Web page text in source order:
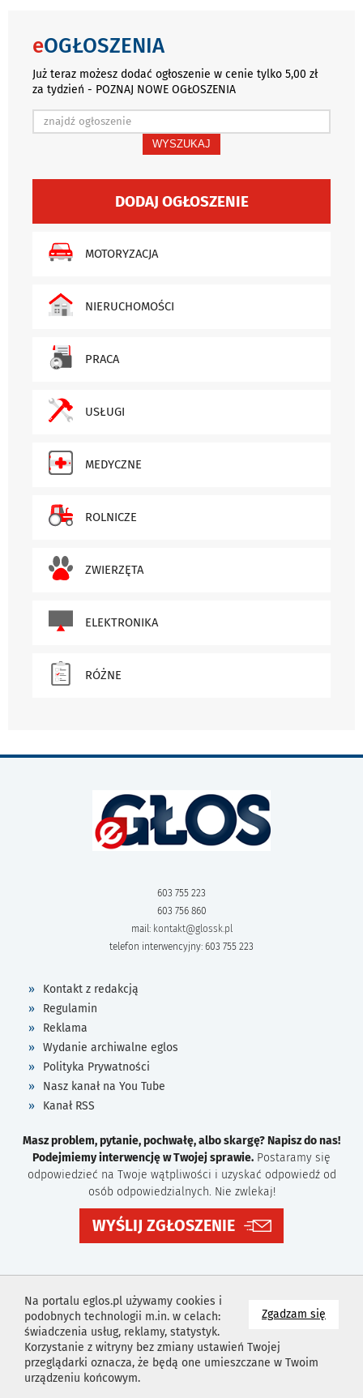
Zgadzam się
Na portalu eglos.pl używamy cookies i
podobnych technologii m.in. w celach:
świadczenia usług, reklamy, statystyk.
Korzystanie z witryny bez zmiany ustawień Twojej
przeglądarki oznacza, że będą one umieszczane w Twoim
urządzeniu końcowym.
eOGŁOSZENIA
Już teraz możesz dodać ogłoszenie w cenie tylko 5,00 zł
za tydzień - POZNAJ NOWE OGŁOSZENIA
WYSZUKAJ
DODAJ OGŁOSZENIE
MOTORYZACJA
NIERUCHOMOŚCI
PRACA
USŁUGI
MEDYCZNE
ROLNICZE
ZWIERZĘTA
ELEKTRONIKA
RÓŻNE
603 755 223
603 756 860
mail: kontakt@glossk.pl
telefon interwencyjny: 603 755 223
Kontakt z redakcją
Regulamin
Reklama
Wydanie archiwalne eglos
Polityka Prywatności
Nasz kanał na You Tube
Kanał RSS
Masz problem, pytanie, pochwałę, albo skargę? Napisz do nas!
Podejmiemy interwencję w Twojej sprawie. Postaramy się
odpowiedzieć na Twoje wątpliwości i uzyskać odpowiedź od
osób odpowiedzialnych. Nie zwlekaj!
WYŚLIJ ZGŁOSZENIE
Projekt i wykonanie